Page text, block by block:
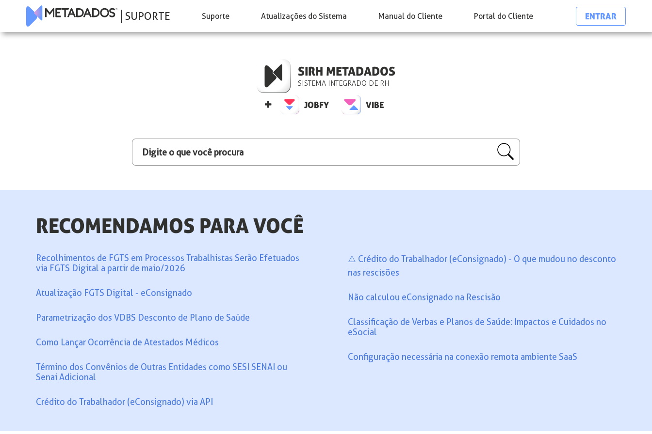
SUPORTE Suporte Atualizações do Sistema Manual do Cliente Portal do Cliente ENTRAR
SIRH METADADOS
SISTEMA INTEGRADO DE RH
+ JOBFY VIBE
RECOMENDAMOS PARA VOCÊ
Recolhimentos de FGTS em Processos Trabalhistas Serão Efetuados
via FGTS Digital a partir de maio/2026
Atualização FGTS Digital - eConsignado
Parametrização dos VDBS Desconto de Plano de Saúde
Como Lançar Ocorrência de Atestados Médicos
Término dos Convênios de Outras Entidades como SESI SENAI ou
Senai Adicional
Crédito do Trabalhador (eConsignado) via API
⚠️ Crédito do Trabalhador (eConsignado) - O que mudou no desconto
nas rescisões
Não calculou eConsignado na Rescisão
Classificação de Verbas e Planos de Saúde: Impactos e Cuidados no
eSocial
Configuração necessária na conexão remota ambiente SaaS